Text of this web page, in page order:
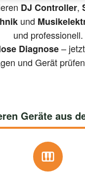
DJ Controller,
und
und professionell.
Diagnose–
und Gerät
Geräte aus